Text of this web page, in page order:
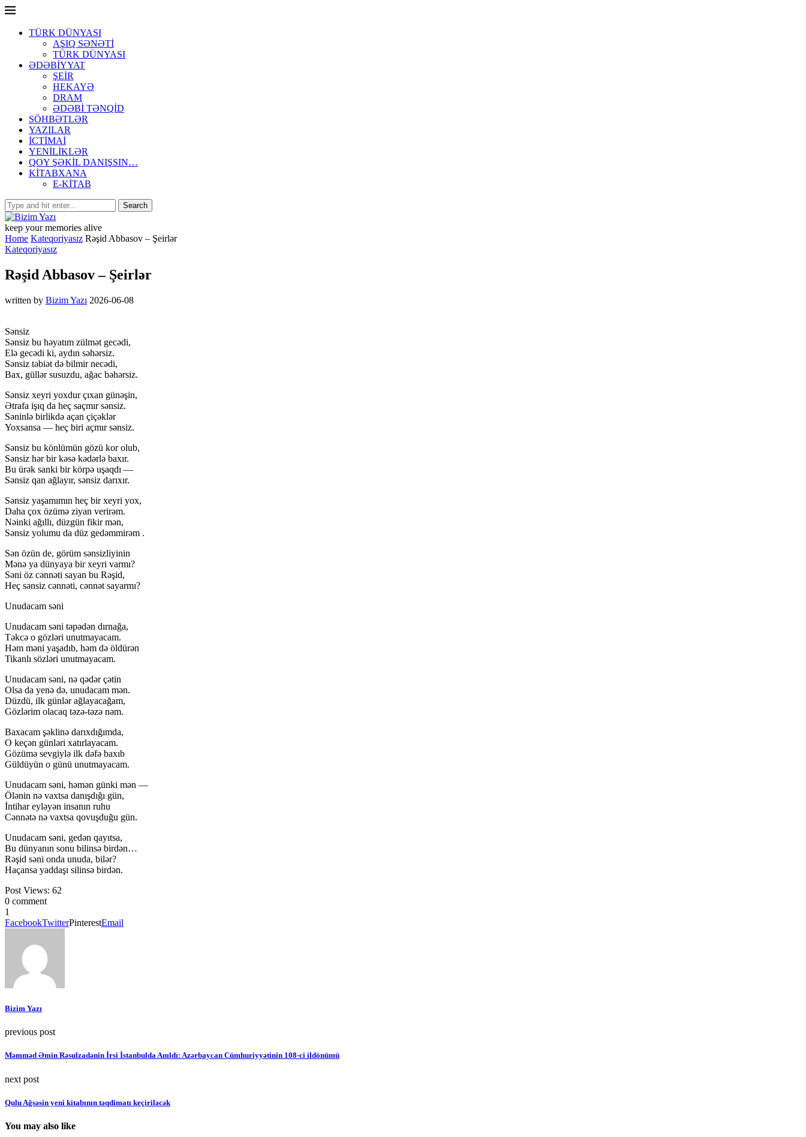
TÜRK DÜNYASI
AŞIQ SƏNƏTİ
TÜRK DÜNYASI
ƏDƏBİYYAT
ŞEİR
HEKAYƏ
DRAM
ƏDƏBİ TƏNQİD
SÖHBƏTLƏR
YAZILAR
İCTİMAİ
YENİLİKLƏR
QOY ŞƏKİL DANIŞSIN…
KİTABXANA
E-KİTAB
keep your memories alive
Home Kateqoriyasız Rəşid Abbasov – Şeirlər
Kateqoriyasız
Rəşid Abbasov – Şeirlər
written by Bizim Yazı 2026-06-08
Sənsiz
Sənsiz bu həyatım zülmət gecədi,
Elə gecədi ki, aydın səhərsiz.
Sənsiz təbiət də bilmir necədi,
Bax, güllər susuzdu, ağac bəhərsiz.
Sənsiz xeyri yoxdur çıxan günəşin,
Ətrafa işıq da heç saçmır sənsiz.
Səninlə birlikdə açan çiçəklər
Yoxsansa — heç biri açmır sənsiz.
Sənsiz bu könlümün gözü kor olub,
Sənsiz hər bir kəsə kədərlə baxır.
Bu ürək sanki bir körpə uşaqdı —
Sənsiz qan ağlayır, sənsiz darıxır.
Sənsiz yaşamımın heç bir xeyri yox,
Daha çox özümə ziyan verirəm.
Nəinki ağıllı, düzgün fikir mən,
Sənsiz yolumu da düz gedəmmirəm .
Sən özün de, görüm sənsizliyinin
Mənə ya dünyaya bir xeyri varmı?
Səni öz cənnəti sayan bu Rəşid,
Heç sənsiz cənnəti, cənnət sayarmı?
Unudacam səni
Unudacam səni təpədən dırnağa,
Təkcə o gözləri unutmayacam.
Həm məni yaşadıb, həm də öldürən
Tikanlı sözləri unutmayacam.
Unudacam səni, nə qədər çətin
Olsa da yenə də, unudacam mən.
Düzdü, ilk günlər ağlayacağam,
Gözlərim olacaq təzə-təzə nəm.
Baxacam şəklinə darıxdığımda,
O keçən günləri xatırlayacam.
Gözümə sevgiylə ilk dəfə baxıb
Güldüyün o günü unutmayacam.
Unudacam səni, həmən günki mən —
Ölənin nə vaxtsa danışdığı gün,
İntihar eyləyən insanın ruhu
Cənnətə nə vaxtsa qovuşduğu gün.
Unudacam səni, gedən qayıtsa,
Bu dünyanın sonu bilinsə birdən…
Rəşid səni onda unuda, bilər?
Haçansa yaddaşı silinsə birdən.
Post Views: 62
0 comment
1
FacebookTwitterPinterestEmail
Bizim Yazı
previous post
Məmməd Əmin Rəsulzadənin İrsi İstanbulda Anıldı: Azərbaycan Cümhuriyyətinin 108-ci ildönümü
next post
Qulu Ağsəsin yeni kitabının təqdimatı keçiriləcək
You may also like